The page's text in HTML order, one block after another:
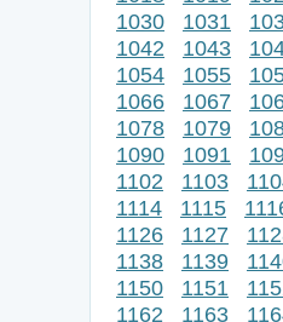
1030
1031
1042
1043
1054
1055
1066
1067
1078
1079
1090
1091
1102
1103
1114
1115
1126
1127
1138
1139
1150
1151
1162
1163